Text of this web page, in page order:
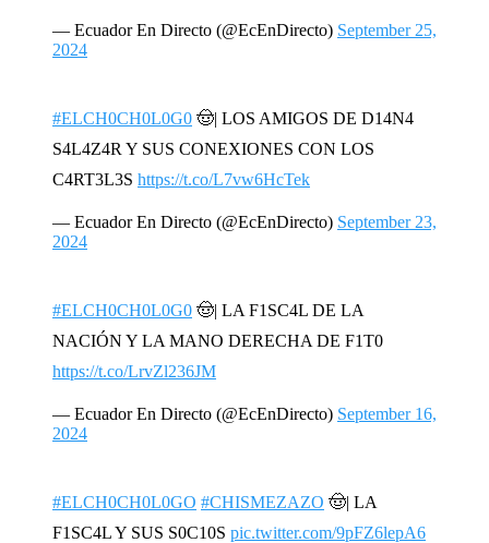
— Ecuador En Directo (@EcEnDirecto) September 25,
2024
#ELCH0CH0L0G0 🤠| LOS AMIGOS DE D14N4
S4L4Z4R Y SUS CONEXIONES CON LOS
C4RT3L3S https://t.co/L7vw6HcTek
— Ecuador En Directo (@EcEnDirecto) September 23,
2024
#ELCH0CH0L0G0 🤠| LA F1SC4L DE LA
NACIÓN Y LA MANO DERECHA DE F1T0
https://t.co/LrvZl236JM
— Ecuador En Directo (@EcEnDirecto) September 16,
2024
#ELCH0CH0L0GO #CHISMEZAZO 🤠| LA
F1SC4L Y SUS S0C10S pic.twitter.com/9pFZ6lepA6